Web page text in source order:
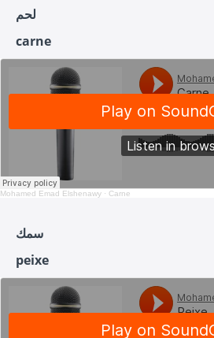
لحم
carne
Mohamed Emad Elshenawy · Carne
سمك
peixe